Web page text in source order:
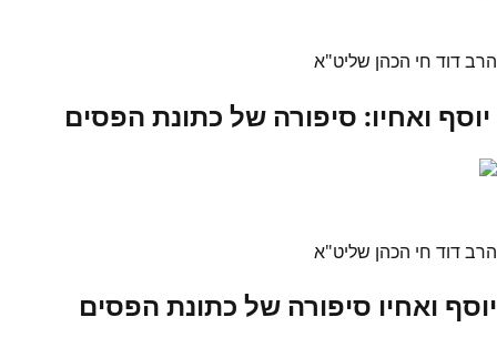
הרב דוד חי הכהן שליט"א
יוסף ואחיו: סיפורה של כתונת הפסים
הרב דוד חי הכהן שליט"א
יוסף ואחיו סיפורה של כתונת הפסים